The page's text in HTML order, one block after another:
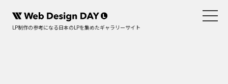
LP制作の参考になる日本のLPを集めたギャラリーサイト